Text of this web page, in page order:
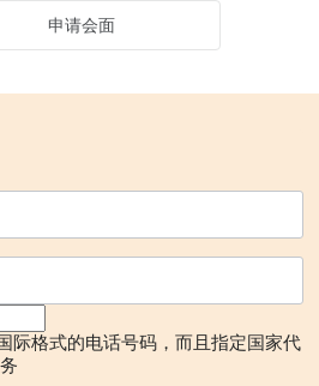
申请会面
际格式的电话号码，而且指定国家代